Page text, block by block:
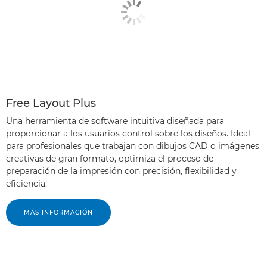
Free Layout Plus
Una herramienta de software intuitiva diseñada para
proporcionar a los usuarios control sobre los diseños. Ideal
para profesionales que trabajan con dibujos CAD o imágenes
creativas de gran formato, optimiza el proceso de
preparación de la impresión con precisión, flexibilidad y
eficiencia.
MÁS INFORMACIÓN